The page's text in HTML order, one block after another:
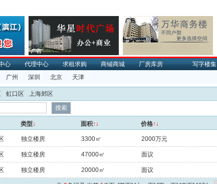
心 代理中心 求租求购 商铺商城 厂房库房 写字楼集
广州 深圳 北京 天津
虹口区
上海郊区
类型↓ 面积↑↓ 价格↑↓
独立楼房 3300㎡ 2000万元
独立楼房 47000㎡ 面议
独立楼房 20000㎡ 面议